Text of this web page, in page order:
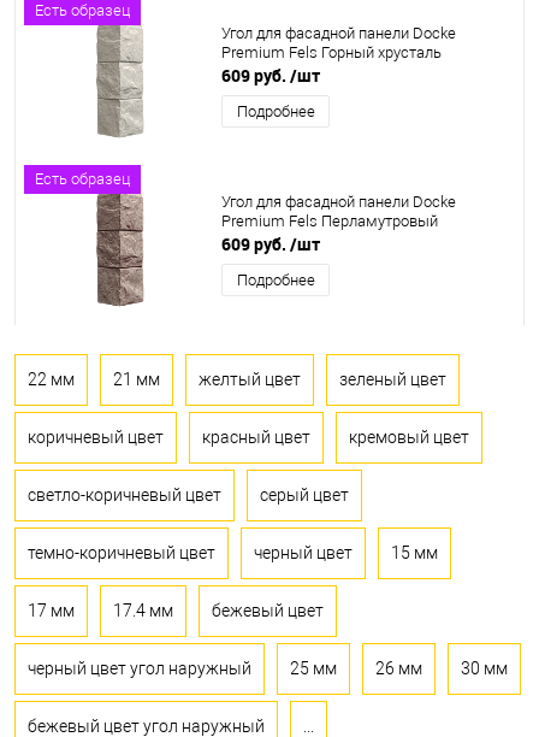
Есть образец
Угол для фасадной панели Docke
Premium Fels Горный хрусталь
609 руб. /шт
Подробнее
Есть образец
Угол для фасадной панели Docke
Premium Fels Перламутровый
609 руб. /шт
Подробнее
22 мм 21 мм желтый цвет зеленый цвет
коричневый цвет красный цвет кремовый цвет
светло-коричневый цвет серый цвет
темно-коричневый цвет черный цвет 15 мм
17 мм 17.4 мм бежевый цвет
черный цвет угол наружный 25 мм 26 мм 30 мм
бежевый цвет угол наружный